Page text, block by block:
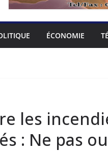
ÉCONOMIE
les
: Ne pas